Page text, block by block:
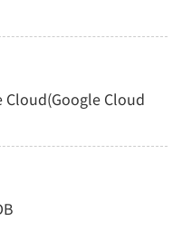
Cloud(Google Cloud